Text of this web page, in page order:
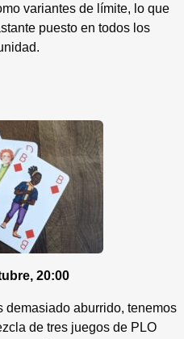
variantes de límite, lo que
puesto en todos los
20:00
demasiado aburrido, tenemos
de tres juegos de PLO